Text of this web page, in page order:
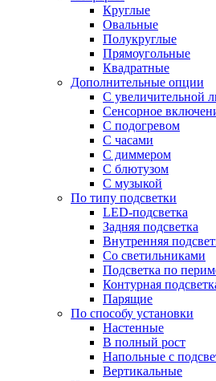
Круглые
Овальные
Полукруглые
Прямоугольные
Квадратные
Дополнительные опции
C увеличительной
Сенсорное
С подогревом
С часами
С диммером
С блютузом
С музыкой
По типу подсветки
LED-подсветка
Задняя подсветка
Внутренняя
Со светильниками
Подсветка по
Контурная
Парящие
По способу установки
Настенные
В полный рост
Напольные с
Вертикальные